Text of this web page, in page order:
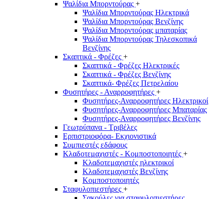
Ψαλίδια Μπορντούρας +
Ψαλίδια Μπορντούρας Hλεκτρικά
Ψαλίδια Μπορντούρας Βενζίνης
Ψαλίδια Μπορντούρας μπαταρίας
Ψαλίδια Μπορντούρας Τηλεσκοπικά
Βενζίνης
Σκαπτικά - Φρέζες +
Σκαπτικά - Φρέζες Ηλεκτρικές
Σκαπτικά - Φρέζες Βενζίνης
Σκαπτικά- Φρέζες Πετρελαίου
Φυσητήρες - Αναρροφητήρες +
Φυσητήρες-Αναρροφητήρες Ηλεκτρικοί
Φυσητήρες-Αναρροφητήρες Μπαταρίας
Φυσητήρες-Αναρροφητήρες Βενζίνης
Γεωτρύπανα - Τριβέλες
Ερπιστριοφόρα- Εκχιονιστικά
Συμπιεστές εδάφους
Κλαδοτεμαχιστές - Κομποστοποιητές +
Κλαδοτεμαχιστές ηλεκτρικοί
Κλαδοτεμαχιστές Βενζίνης
Κομποστοποιητές
Σταφυλοπιεστήρες +